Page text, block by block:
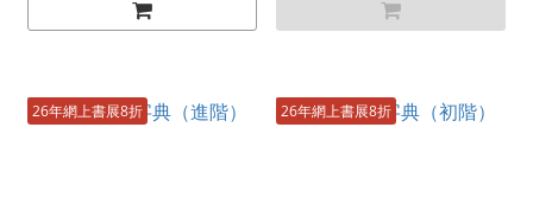
26年網上書展8折 26年網上書展8折